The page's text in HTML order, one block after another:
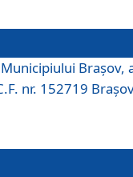
Braşov,
nr. 152719